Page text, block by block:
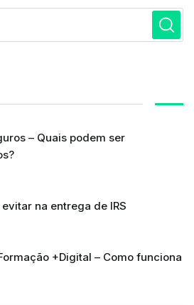
– Quais podem ser
na entrega de IRS
+Digital – Como funciona